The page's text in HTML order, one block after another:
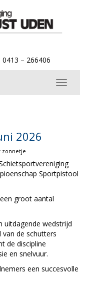
0413 – 266406
2026
zonnetje
Sportpistool
groot aantal
uitdagende wedstrijd
de schutters
de discipline
en snelvuur.
een succesvolle